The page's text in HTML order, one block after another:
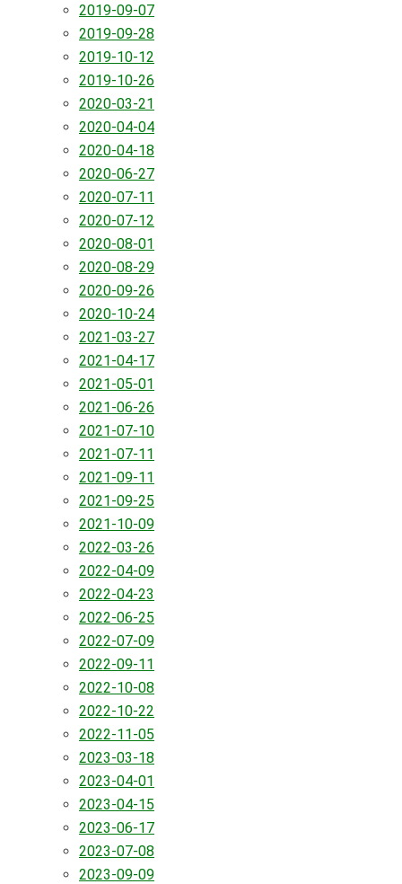
2019-09-07
2019-09-28
2019-10-12
2019-10-26
2020-03-21
2020-04-04
2020-04-18
2020-06-27
2020-07-11
2020-07-12
2020-08-01
2020-08-29
2020-09-26
2020-10-24
2021-03-27
2021-04-17
2021-05-01
2021-06-26
2021-07-10
2021-07-11
2021-09-11
2021-09-25
2021-10-09
2022-03-26
2022-04-09
2022-04-23
2022-06-25
2022-07-09
2022-09-11
2022-10-08
2022-10-22
2022-11-05
2023-03-18
2023-04-01
2023-04-15
2023-06-17
2023-07-08
2023-09-09